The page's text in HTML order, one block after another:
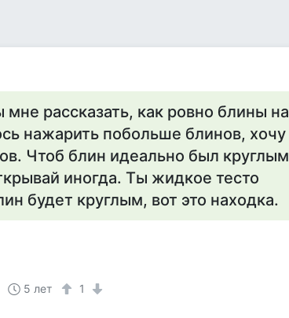
рассказать, как ровно блины на
нажарить побольше блинов, хочу
Чтоб блин идеально был круглым
иногда. Ты жидкое тесто
будет круглым, вот это находка.
5 лет 1